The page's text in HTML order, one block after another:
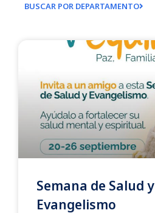
BUSCAR POR DEPARTAMENTO
Semana de Salud y
Evangelismo